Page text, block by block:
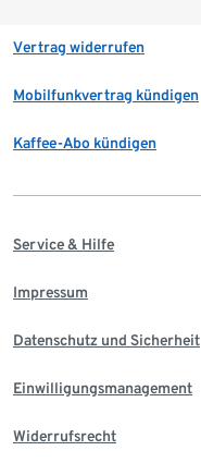
Vertrag widerrufen
Mobilfunkvertrag kündigen
Kaffee-Abo kündigen
Service & Hilfe
Impressum
Datenschutz und Sicherheit
Einwilligungsmanagement
Widerrufsrecht